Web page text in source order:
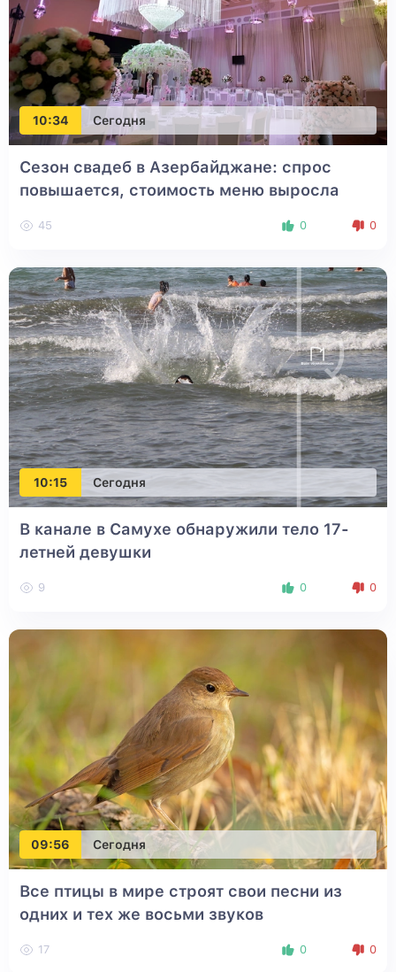
10:34 Сегодня
Сезон свадеб в Азербайджане: спрос
повышается, стоимость меню выросла
45 0 0
10:15 Сегодня
В канале в Самухе обнаружили тело 17-
летней девушки
9 0 0
09:56 Сегодня
Все птицы в мире строят свои песни из
одних и тех же восьми звуков
17 0 0